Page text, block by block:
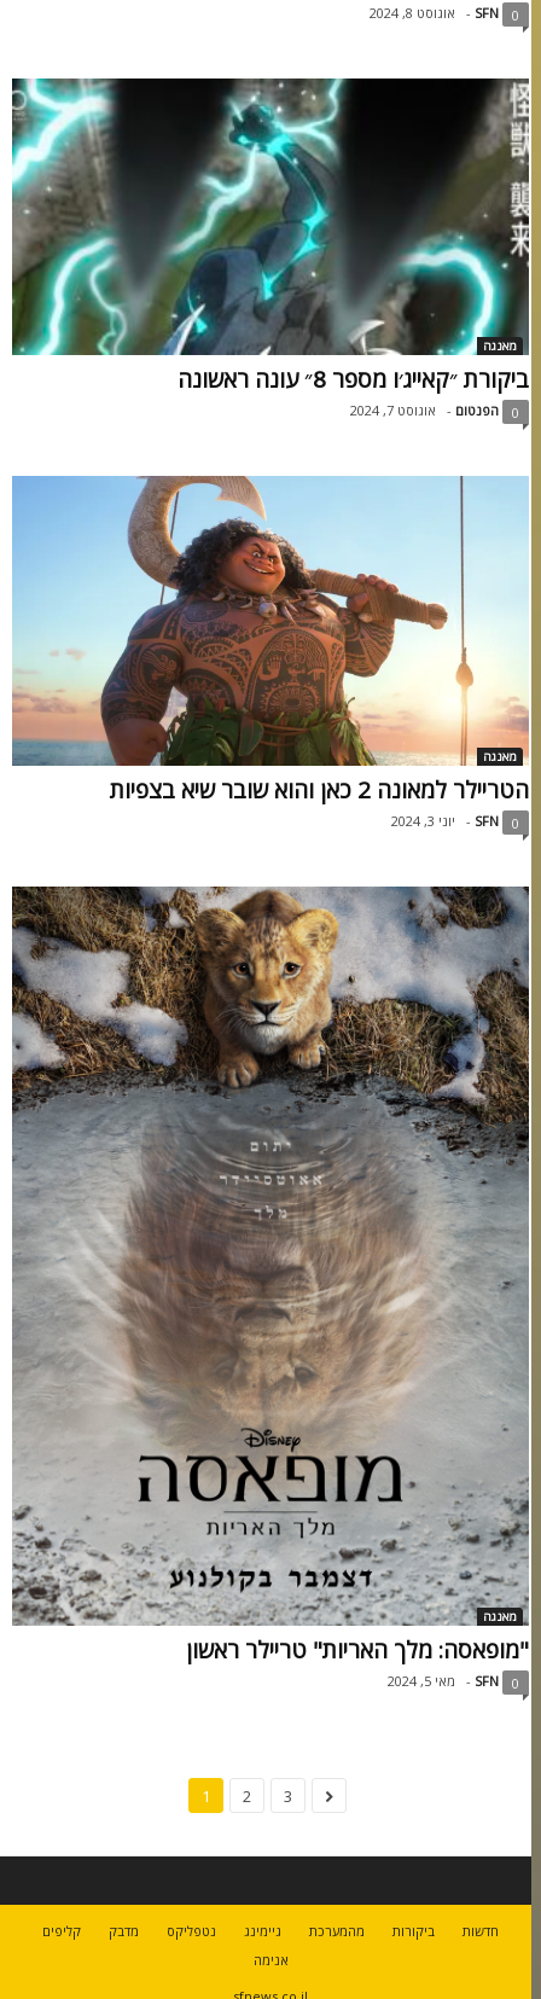
SFN אוגוסט 8, 2024 0
מאנגה
ביקורת ״קאייג׳ו מספר 8״ עונה ראשונה
הפנטום אוגוסט 7, 2024 0
מאנגה
הטריילר למאונה 2 כאן והוא שובר שיא בצפיות
SFN יוני 3, 2024 0
מאנגה
"מופאסה: מלך האריות" טריילר ראשון
SFN מאי 5, 2024 0
1 2 3
חדשות ביקורות מהמערכת גיימינג נטפליקס מדבק
קליפים
אנימה